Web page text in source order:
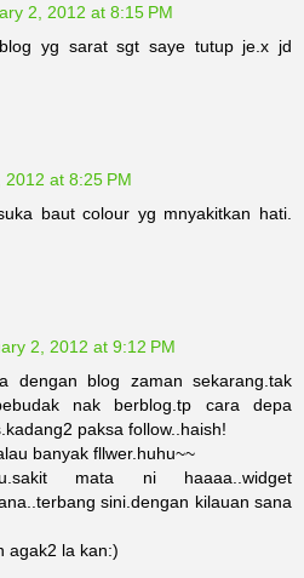
2, 2012 at 8:15 PM
yg sarat sgt saye tutup je.x jd
2012 at 8:25 PM
baut colour yg mnyakitkan hati.
2, 2012 at 9:12 PM
dengan blog zaman sekarang.tak
nak berblog.tp cara depa
paksa follow..haish!
banyak fllwer.huhu~~
mata ni haaaa..widget
sini.dengan kilauan sana
agak2 la kan:)